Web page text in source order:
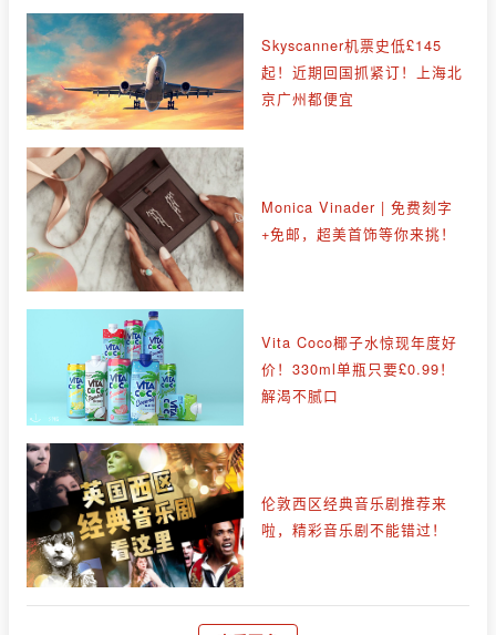
Skyscanner机票史低£145
起！近期回国抓紧订！上海北
京广州都便宜
Monica Vinader | 免费刻字
+免邮，超美首饰等你来挑！
Vita Coco椰子水惊现年度好
价！330ml单瓶只要£0.99！
解渴不腻口
伦敦西区经典音乐剧推荐来
啦，精彩音乐剧不能错过！